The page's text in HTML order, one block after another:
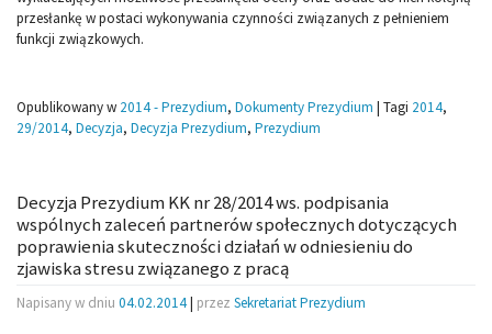
przesłankę w postaci wykonywania czynności związanych z pełnieniem
funkcji związkowych.
Opublikowany w 2014 - Prezydium, Dokumenty Prezydium | Tagi 2014,
29/2014, Decyzja, Decyzja Prezydium, Prezydium
Decyzja Prezydium KK nr 28/2014 ws. podpisania
wspólnych zaleceń partnerów społecznych dotyczących
poprawienia skuteczności działań w odniesieniu do
zjawiska stresu związanego z pracą
Napisany w dniu 04.02.2014| przez Sekretariat Prezydium